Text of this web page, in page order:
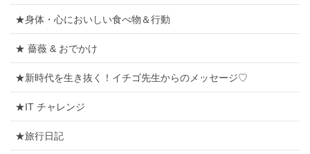
★身体・心においしい食べ物＆行動
★ 薔薇 & おでかけ
★新時代を生き抜く！イチゴ先生からのメッセージ♡
★IT チャレンジ
★旅行日記